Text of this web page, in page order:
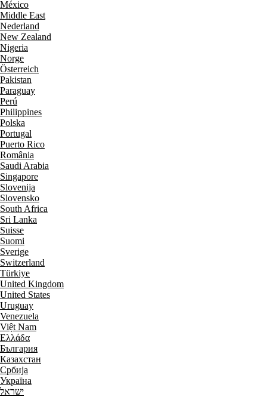
México
Middle East
Nederland
New Zealand
Nigeria
Norge
Österreich
Pakistan
Paraguay
Perú
Philippines
Polska
Portugal
Puerto Rico
România
Saudi Arabia
Singapore
Slovenija
Slovensko
South Africa
Sri Lanka
Suisse
Suomi
Sverige
Switzerland
Türkiye
United Kingdom
United States
Uruguay
Venezuela
Việt Nam
Ελλάδα
България
Казахстан
Србија
Україна
ישראל